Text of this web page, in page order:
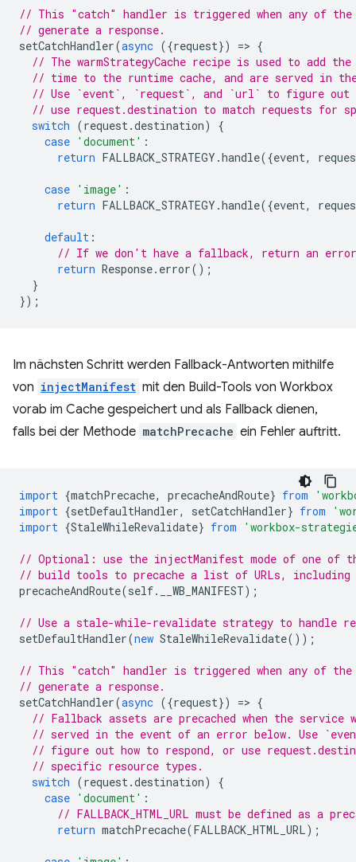
// This "catch" handler is triggered when any of
// generate a response.
setCatchHandler(async ({request}) => {
// The warmStrategyCache recipe is used to add
// time to the runtime cache, and are served in
// Use `event`, `request`, and `url` to figure out
// use request.destination to match requests for
switch (request.destination)
{
case 'document' :
return FALLBACK_STRATEGY .handle({event,
case 'image' :
return FALLBACK_STRATEGY .handle({event,
default :
// If we don't have a fallback, return an error
return Response. error();
}
});
Im nächsten Schritt werden Fallback-Antworten mithilfe
von injectManifest mit den Build-Tools von Workbox
vorab im Cache gespeichert und als Fallback dienen,
falls bei der Methode matchPrecache ein Fehler auftritt.
import {matchPrecache, precacheAndRoute} from
import {setDefaultHandler, setCatchHandler} from
import {StaleWhileRevalidate} from 'workbox-
// Optional: use the injectManifest mode of one of
// build tools to precache a list of URLs, including
precacheAndRoute(self. __WB_MANIFEST);
// Use a stale-while-revalidate strategy to handle
setDefaultHandler(new StaleWhileRevalidate());
// This "catch" handler is triggered when any of
// generate a response.
setCatchHandler(async ({request}) => {
// Fallback assets are precached when the
// served in the event of an error below. Use
// figure out how to respond, or use
// specific resource types.
switch (request.destination)
{
case 'document' :
// FALLBACK_HTML_URL must be defined as a
return matchPrecache(FALLBACK_HTML_URL);